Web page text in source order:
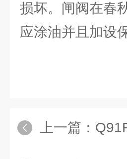
损坏。闸阀在春
应涂油并且加设
上一篇：